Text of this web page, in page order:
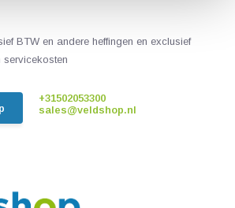
BTW en andere heffingen en exclusief
servicekosten
+31502053300
sales@veldshop.nl